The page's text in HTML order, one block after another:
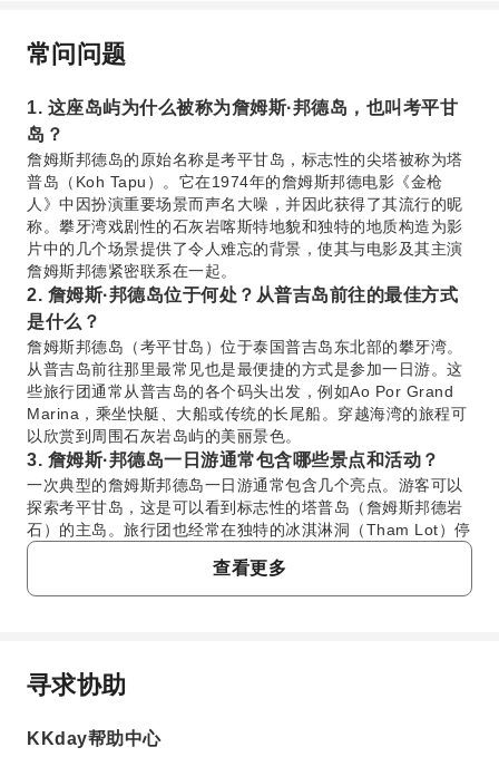
常问问题
1. 这座岛屿为什么被称为詹姆斯·邦德岛，也叫考平甘
岛？
詹姆斯邦德岛的原始名称是考平甘岛，标志性的尖塔被称为塔
普岛（Koh Tapu）。它在1974年的詹姆斯邦德电影《金枪
人》中因扮演重要场景而声名大噪，并因此获得了其流行的昵
称。攀牙湾戏剧性的石灰岩喀斯特地貌和独特的地质构造为影
片中的几个场景提供了令人难忘的背景，使其与电影及其主演
詹姆斯邦德紧密联系在一起。
2. 詹姆斯·邦德岛位于何处？从普吉岛前往的最佳方式
是什么？
詹姆斯邦德岛（考平甘岛）位于泰国普吉岛东北部的攀牙湾。
从普吉岛前往那里最常见也是最便捷的方式是参加一日游。这
些旅行团通常从普吉岛的各个码头出发，例如Ao Por Grand
Marina，乘坐快艇、大船或传统的长尾船。穿越海湾的旅程可
以欣赏到周围石灰岩岛屿的美丽景色。
3. 詹姆斯·邦德岛一日游通常包含哪些景点和活动？
一次典型的詹姆斯邦德岛一日游通常包含几个亮点。游客可以
探索考平甘岛，这是可以看到标志性的塔普岛（詹姆斯邦德岩
石）的主岛。旅行团也经常在独特的冰淇淋洞（Tham Lot）停
留进行探索，以及参观迷人的攀牙岛（Panyee Island）水上
村庄，那里可以一窥当地生活并享用美味的午餐。许多行程还
包括划皮划艇穿过石灰岩洞穴以及在攀牙湾的翡翠色海水中游
观政策？
是的，詹姆斯邦德岛（考平甘岛）对游客开放，并作为攀牙湾
岛，但为了保护其自然结构，直接进入标志性的塔普岛（狭窄
查看更多
常问问题
1. 这座岛屿为什么被称为詹姆斯·邦德岛，也叫考平
寻求协助
KKday帮助中心